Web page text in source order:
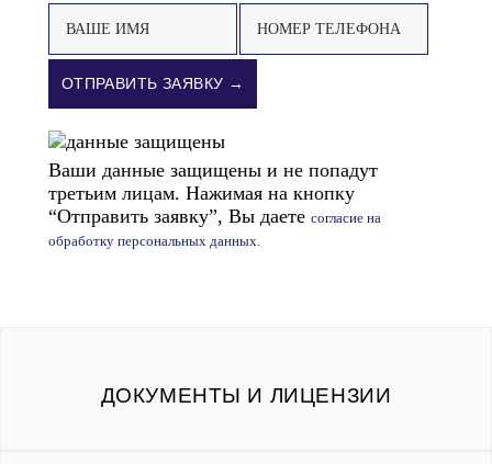
ОТПРАВИТЬ ЗАЯВКУ →
Ваши данные защищены и не попадут
третьим лицам. Нажимая на кнопку
“Отправить заявку”, Вы даете согласие на
обработку персональных данных.
ДОКУМЕНТЫ И ЛИЦЕНЗИИ